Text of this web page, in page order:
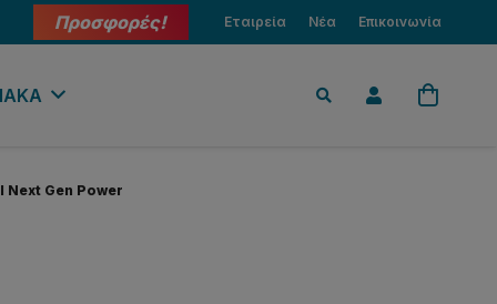
Προσφορές! Εταιρεία Νέα Επικοινωνία
Next Gen Power